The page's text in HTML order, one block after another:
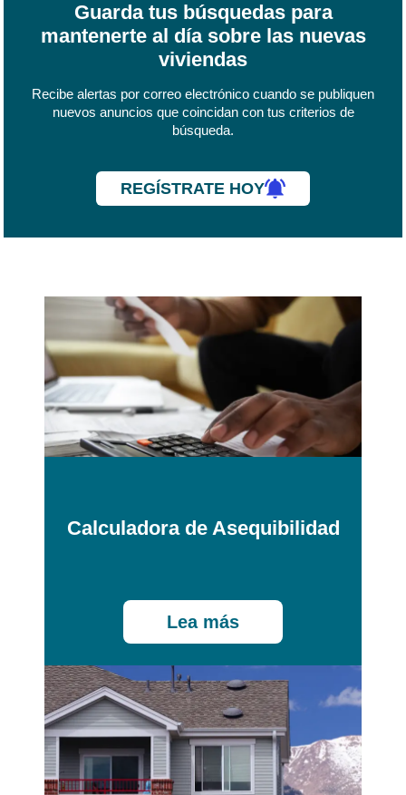
Guarda tus búsquedas para
mantenerte al día sobre las nuevas
viviendas
Recibe alertas por correo electrónico cuando se publiquen
nuevos anuncios que coincidan con tus criterios de
búsqueda.
REGÍSTRATE HOY
Calculadora de Asequibilidad
Lea más